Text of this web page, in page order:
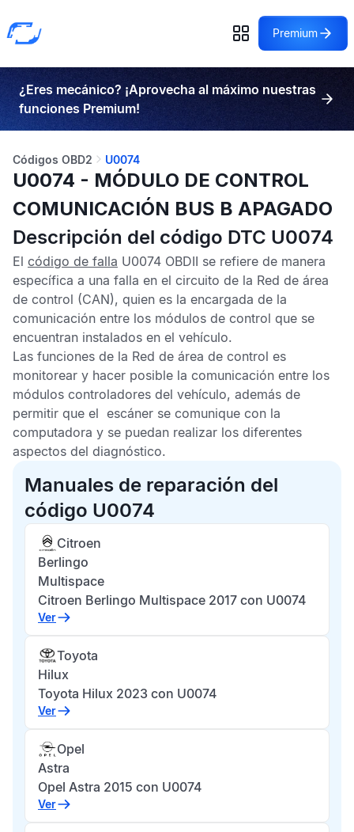
Premium
¿Eres mecánico? ¡Aprovecha al máximo nuestras
funciones Premium!
Códigos OBD2 U0074
U0074 - MÓDULO DE CONTROL
COMUNICACIÓN BUS B APAGADO
Descripción del código DTC U0074
El código de falla U0074 OBDII se refiere de manera
específica a una falla en el circuito de la Red de área
de control (CAN), quien es la encargada de la
comunicación entre los módulos de control que se
encuentran instalados en el vehículo.
Las funciones de la Red de área de control es
monitorear y hacer posible la comunicación entre los
módulos controladores del vehículo, además de
permitir que el escáner se comunique con la
computadora y se puedan realizar los diferentes
aspectos del diagnóstico.
Manuales de reparación del
código U0074
Citroen
Berlingo
Multispace
Citroen Berlingo Multispace 2017 con U0074
Ver
Toyota
Hilux
Toyota Hilux 2023 con U0074
Ver
Opel
Astra
Opel Astra 2015 con U0074
Ver